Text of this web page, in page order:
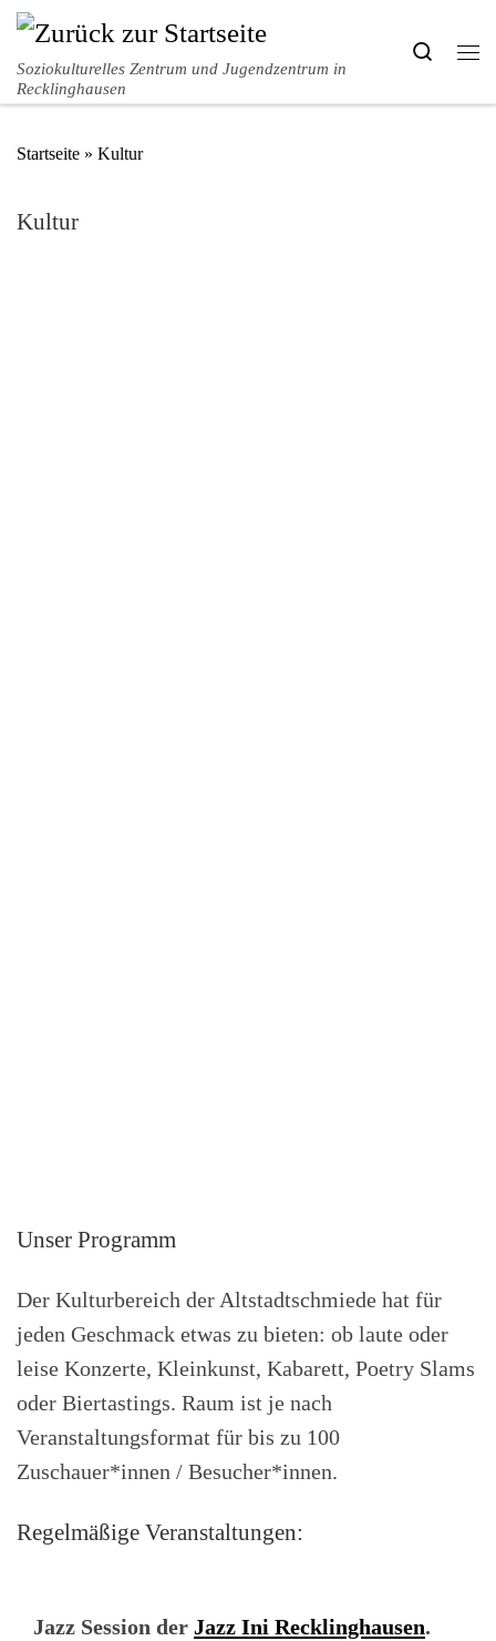
Zum Inhalt springen
Soziokulturelles Zentrum und Jugendzentrum in
Recklinghausen
Search
Startseite » Kultur
Kultur
Unser Programm
Der Kulturbereich der Altstadtschmiede hat für
jeden Geschmack etwas zu bieten: ob laute oder
leise Konzerte, Kleinkunst, Kabarett, Poetry Slams
oder Biertastings. Raum ist je nach
Veranstaltungsformat für bis zu 100
Zuschauer*innen / Besucher*innen.
Regelmäßige Veranstaltungen:
Jazz Session der Jazz Ini Recklinghausen.